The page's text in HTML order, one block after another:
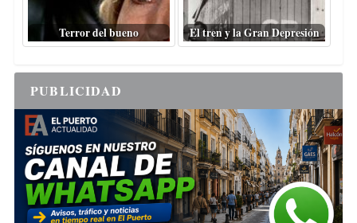
Terror del bueno El tren y la Gran Depresión
PUBLICIDAD